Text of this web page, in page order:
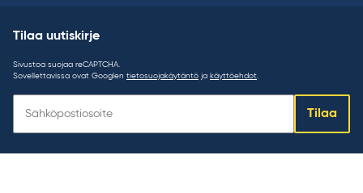
Tilaa uutiskirje
Sivustoa suojaa reCAPTCHA.
Sovellettavissa ovat Googlen tietosuojakäytäntö ja käyttöehdot.
uutiskirje:
Tilaa